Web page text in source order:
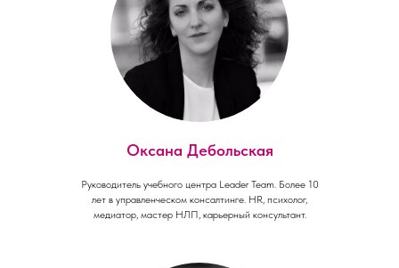
Оксана Дебольская
Руководитель учебного центра Leader Team. Более 10
лет в управленческом консалтинге. HR, психолог,
медиатор, мастер НЛП, карьерный консультант.